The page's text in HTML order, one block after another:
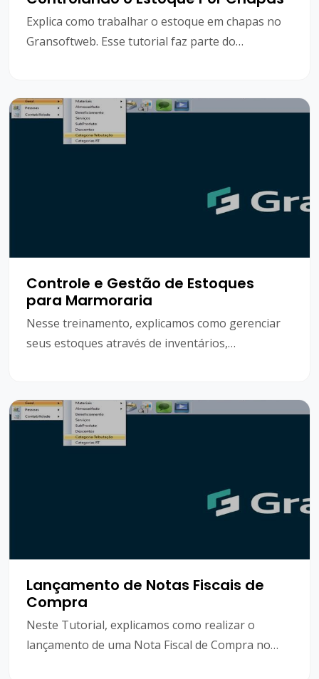
Explica como trabalhar o estoque em chapas no
Gransoftweb. Esse tutorial faz parte do
saída ou baixa do estoque.
Controle e Gestão de Estoques
para Marmoraria
Nesse treinamento, explicamos como gerenciar
seus estoques através de inventários,
Lançamento de Notas Fiscais de
Compra
Neste Tutorial, explicamos como realizar o
lançamento de uma Nota Fiscal de Compra no